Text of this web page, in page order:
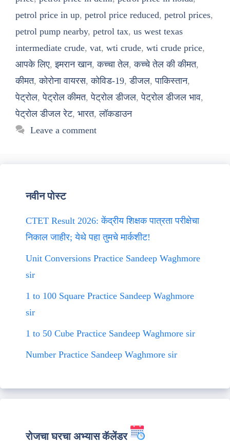
petrol price in up, petrol price reduced, petrol prices,
petrol pump nearby, petrol tax, us west texas
intermediate crude, vat, wti crude, wti crude price,
आपके लिए,इमरान खान,कच्चा तेल,कच्चे तेल की कीमत,
कीमत,कोरोना वायरस,कोविड-19,डीजल,पाकिस्तान,
पेट्रोल,पेट्रोल कीमत,पेट्रोल डीजल,पेट्रोल डीजल भाव,
पेट्रोल डीजल रेट, भारत,लॉकडाउन
Leave a comment
नवीन पोस्ट
CTET Result 2026: केंद्रीय शिक्षक पात्रता परीक्षेचा
निकाल जाहीर; येथे पहा तुमचे मार्कशीट!
Unit Conversions Practice Sandeep Waghmore
sir
1 to 100 Square Practice Sandeep Waghmore
sir
1 to 50 Cube Practice Sandeep Waghmore sir
Number Practice Sandeep Waghmore sir
रोजचा घरचा अभ्यास कॅलेंडर